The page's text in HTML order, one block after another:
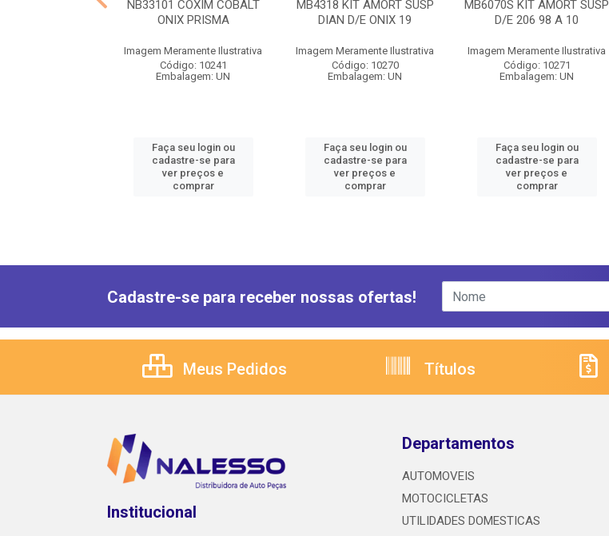
NB33101 COXIM COBALT
ONIX PRISMA
Imagem Meramente Ilustrativa
Código: 10241
Embalagem: UN
Faça seu login ou
cadastre-se para
ver preços e
comprar
MB4318 KIT AMORT SUSP
DIAN D/E ONIX 19
Imagem Meramente Ilustrativa
Código: 10270
Embalagem: UN
Faça seu login ou
cadastre-se para
ver preços e
comprar
MB6070S KIT AMORT SUSP
D/E 206 98 A 10
Imagem Meramente Ilustrativa
Código: 10271
Embalagem: UN
Faça seu login ou
cadastre-se para
ver preços e
comprar
Cadastre-se para receber nossas ofertas!
Meus Pedidos Títulos
Institucional
Departamentos
AUTOMOVEIS
MOTOCICLETAS
UTILIDADES DOMESTICAS